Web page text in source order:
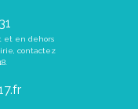
et en dehors
contactez